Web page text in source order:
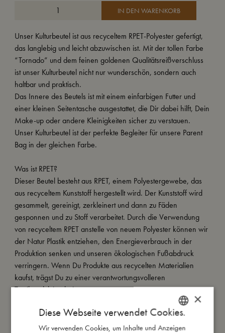
IN DEN WARENKORB
Unser Kulturbeutel ist aus recyceltem RPET-Polyester gefertigt,
das langlebig und leicht abzuwischen ist. Mit der tollen Farbe
“Tornado” und dem feinen goldenen Qualitätsreißverschluss
ist unser Kulturbeutel nicht nur wunderschön, sondern auch
haltbar und praktisch.
Das Innere des Beutels ist mit einem einfarbigen Futter und
einer kleinen Seitentasche ausgestattet, die Dir dabei hilft, Dein
Make-up oder andere Kleinigkeiten sicher zu verstauen.
Unser Kulturbeutel ist der perfekte Begleiter für unsere Parent
Bag in der gleichen Farbe.
Was ist RPET?
Dieser Beutel besteht aus RPET, einem Polyestergewebe, das
aus recyceltem Kunststoff hergestellt wird. Der Kunststoff wird
gesammelt, gereinigt, zerkleinert und dann zu Fäden
gesponnen und zu Stoff verarbeitet. Durch die Verwendung
von recyceltem RPET anstelle von neuem Polyester können wir
der Natur Plastik entziehen, den Energieverbrauch in der
Produktion senken und unseren ökologischen Fußabdruck
verringern. Wenn Du Produkte aus recycelten Materialien
kaufst, trägst Du zu einer verantwortungsvolleren
Textilproduktion bei.
So groß bin ich DANISH
×
Diese Webseite verwendet Cookies.
Wir verwenden Cookies, um Inhalte und Anzeigen